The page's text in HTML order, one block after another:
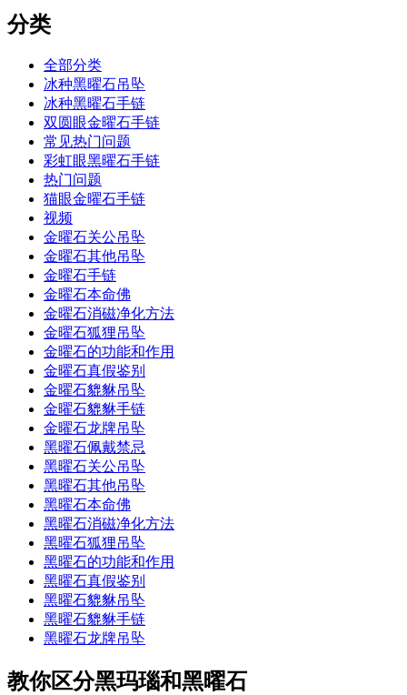
分类
全部分类
冰种黑曜石吊坠
冰种黑曜石手链
双圆眼金曜石手链
常见热门问题
彩虹眼黑曜石手链
热门问题
猫眼金曜石手链
视频
金曜石关公吊坠
金曜石其他吊坠
金曜石手链
金曜石本命佛
金曜石消磁净化方法
金曜石狐狸吊坠
金曜石的功能和作用
金曜石真假鉴别
金曜石貔貅吊坠
金曜石貔貅手链
金曜石龙牌吊坠
黑曜石佩戴禁忌
黑曜石关公吊坠
黑曜石其他吊坠
黑曜石本命佛
黑曜石消磁净化方法
黑曜石狐狸吊坠
黑曜石的功能和作用
黑曜石真假鉴别
黑曜石貔貅吊坠
黑曜石貔貅手链
黑曜石龙牌吊坠
教你区分黑玛瑙和黑曜石